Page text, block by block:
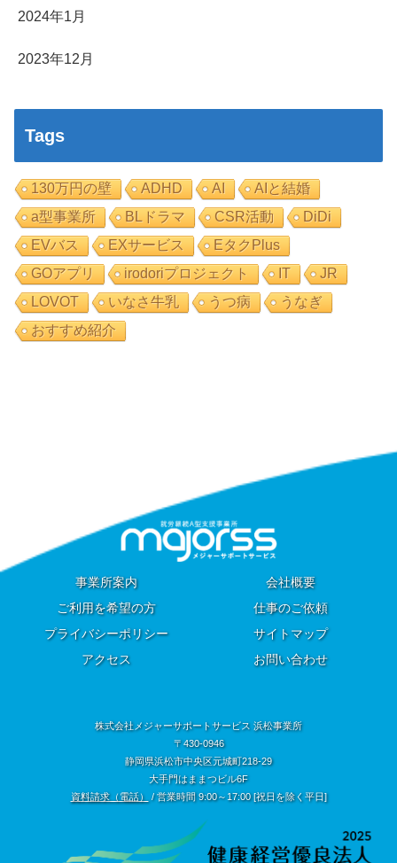
2024年1月
2023年12月
Tags
130万円の壁 ADHD AI
AIと結婚
a型事業所
BLドラマ CSR活動
DiDi
EVバス
EXサービス
EタクPlus
GOアプリ
irodoriプロジェクト IT
JR
LOVOT
いなさ牛乳 うつ病
うなぎ
おすすめ紹介
事業所案内
会社概要
ご利用を希望の方
仕事のご依頼
プライバシーポリシー
サイトマップ
アクセス
お問い合わせ
株式会社メジャーサポートサービス 浜松事業所
〒430-0946
静岡県浜松市中央区元城町218-29
大手門はままつビル6F
資料請求（電話）
/ 営業時間 9:00～17:00 [祝日を除く平日]